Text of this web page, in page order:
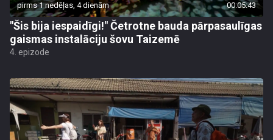
pirms 1 nedēļas, 4 dienām 00:05:43
"Šis bija iespaidīgi!" Četrotne bauda pārpasaulīgas
gaismas instalāciju šovu Taizemē
4. epizode